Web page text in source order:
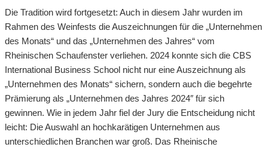
Die Tradition wird fortgesetzt: Auch in diesem Jahr wurden im
Rahmen des Weinfests die Auszeichnungen für die „Unternehmen
des Monats“ und das „Unternehmen des Jahres“ vom
Rheinischen Schaufenster verliehen. 2024 konnte sich die CBS
International Business School nicht nur eine Auszeichnung als
„Unternehmen des Monats“ sichern, sondern auch die begehrte
Prämierung als „Unternehmen des Jahres 2024″ für sich
gewinnen. Wie in jedem Jahr fiel der Jury die Entscheidung nicht
leicht: Die Auswahl an hochkarätigen Unternehmen aus
unterschiedlichen Branchen war groß. Das Rheinische